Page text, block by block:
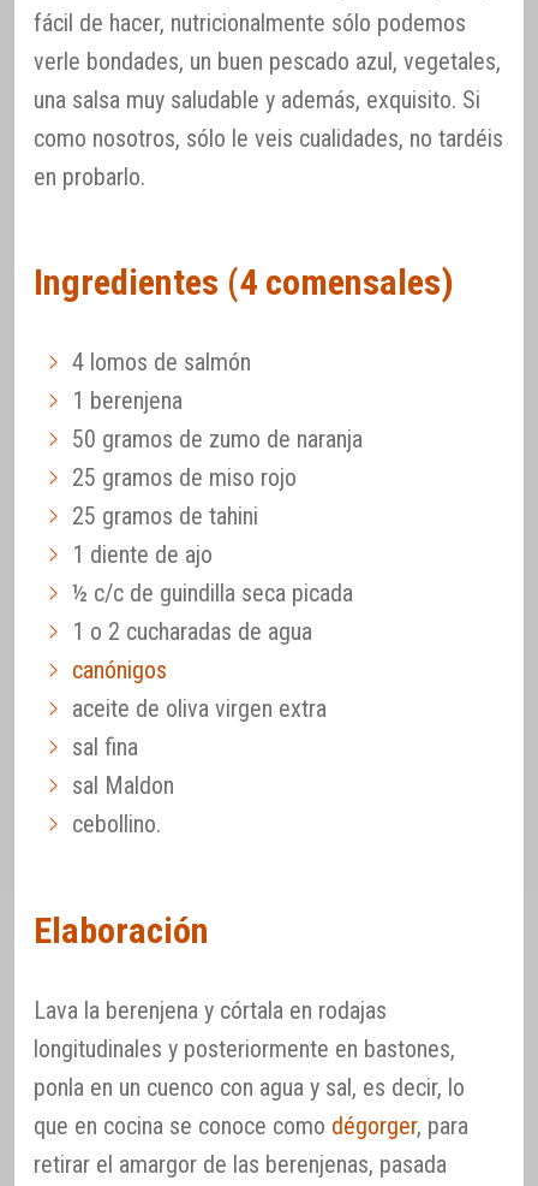
fácil de hacer, nutricionalmente sólo podemos
verle bondades, un buen pescado azul, vegetales,
una salsa muy saludable y además, exquisito. Si
como nosotros, sólo le veis cualidades, no tardéis
en probarlo.
Ingredientes (4 comensales)
4 lomos de salmón
1 berenjena
50 gramos de zumo de naranja
25 gramos de miso rojo
25 gramos de tahini
1 diente de ajo
½ c/c de guindilla seca picada
1 o 2 cucharadas de agua
canónigos
aceite de oliva virgen extra
sal fina
sal Maldon
cebollino.
Elaboración
Lava la berenjena y córtala en rodajas
longitudinales y posteriormente en bastones,
ponla en un cuenco con agua y sal, es decir, lo
que en cocina se conoce como dégorger, para
retirar el amargor de las berenjenas, pasada